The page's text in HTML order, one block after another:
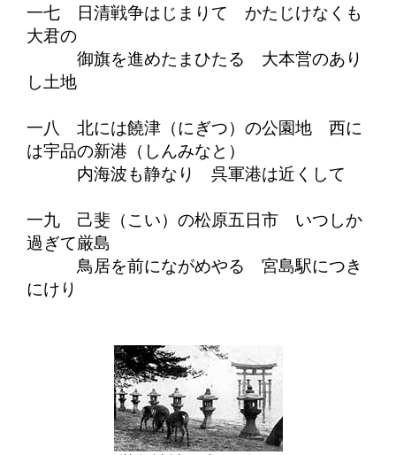
一七 日清戦争はじまりて かたじけなくも
大君の
御旗を進めたまひたる 大本営のあり
し土地
一八 北には饒津（にぎつ）の公園地 西に
は宇品の新港（しんみなと）
内海波も静なり 呉軍港は近くして
一九 己斐（こい）の松原五日市 いつしか
過ぎて厳島
鳥居を前にながめやる 宮島駅につき
にけり